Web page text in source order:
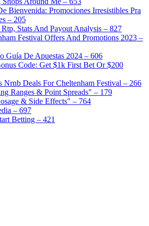
Bienvenida: Promociones Irresistibles Pra
– 205
Stats And Payout Analysis – 827
Festival Offers And Promotions 2023 –
Guía De Apuestas 2024 – 606
Code: Get $1k First Bet Or $200
Nrnb Deals For Cheltenham Festival – 266
Ranges & Point Spreads" – 179
& Side Effects" – 764
– 697
Betting – 421